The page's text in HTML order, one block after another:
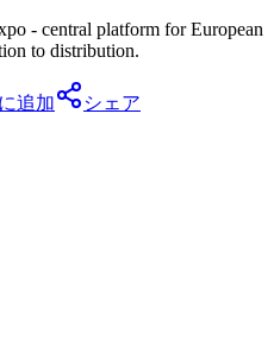
- central platform for European
to distribution.
追加 シェア